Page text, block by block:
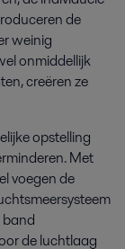
de
weinig
onmiddellijk
creëren ze
opstelling
Met
voegen de
band
de luchtlaag